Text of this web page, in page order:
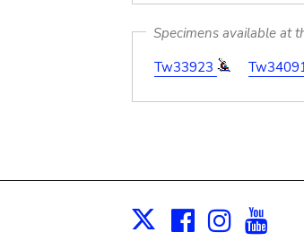
Specimens available at
Tw33923
X Facebook